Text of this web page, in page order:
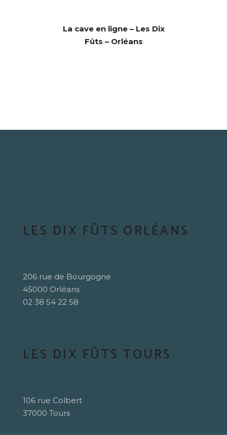
La cave en ligne – Les Dix
Fûts – Orléans
LES DIX FÛTS ORLÉANS
206 rue de Bourgogne
45000 Orléans
02 38 54 22 58
LES DIX FÛTS TOURS
106 rue Colbert
37000 Tours